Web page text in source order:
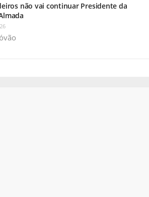
não vai continuar Presidente da